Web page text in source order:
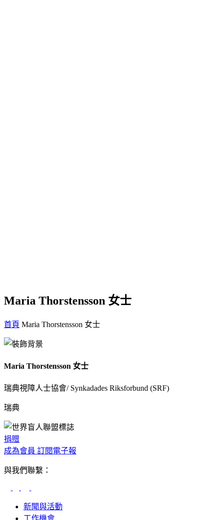
Maria Thorstensson 女士
首頁 Maria Thorstensson 女士
Maria Thorstensson 女士
瑞典視障人士協會/ Synkadades Riksforbund (SRF)
瑞典
捐贈
成為會員 訂閱電子報
與我們聯繫：
新聞與活動